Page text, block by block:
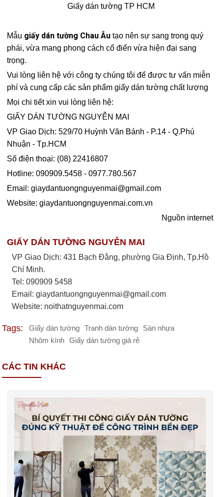
Giấy dán tường TP HCM
Mẫu giấy dán tường Chau Âu tạo nên sự sang trong quý
phái, vừa mang phong cách cổ điển vừa hiện đại sang
trọng.
Vui lòng liên hệ với công ty chúng tôi để được tư vấn miễn
phí và cung cấp các sản phẩm giấy dán tường chất lượng
Mọi chi tiết xin vui lòng liên hệ:
GIẤY DÁN TƯỜNG NGUYỄN MAI
VP Giao Dịch: 529/70 Huỳnh Văn Bánh - P.14 - Q.Phú
Nhuận - Tp.HCM
Số điện thoại: (08) 22416807
Hotline: 090909.5458 - 0977.780.567
Email:giaydantuongnguyenmai@gmail.com
Website: giaydantuongnguyenmai.com.vn
Nguồn internet
GIẤY DÁN TƯỜNG NGUYỄN MAI
VP Giao Dịch: 431 Bạch Đằng, phường Gia Định, Tp.Hồ
Chí Minh.
Tel: 090909 5458
Email:giaydantuongnguyenmai@gmail.com
Website: noithatnguyenmai.com
Tags: Giấy dán tường Tranh dán tường
Sàn nhựa
Nhôm kính
Giấy dán tường giá rẻ
CÁC TIN KHÁC